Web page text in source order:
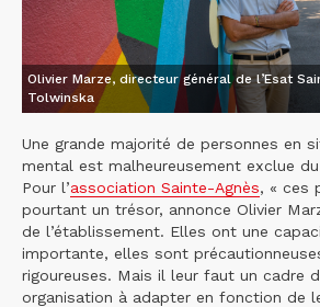
Olivier Marze, directeur général de l’Esat
Tolwinska
Une grande majorité de personnes en
mental est malheureusement exclue
Pour l’association Sainte-Agnès, « ces
pourtant un trésor, annonce Olivier
de l’établissement. Elles ont une
importante, elles sont
rigoureuses. Mais il leur faut un cadre
organisation à adapter en fonction de